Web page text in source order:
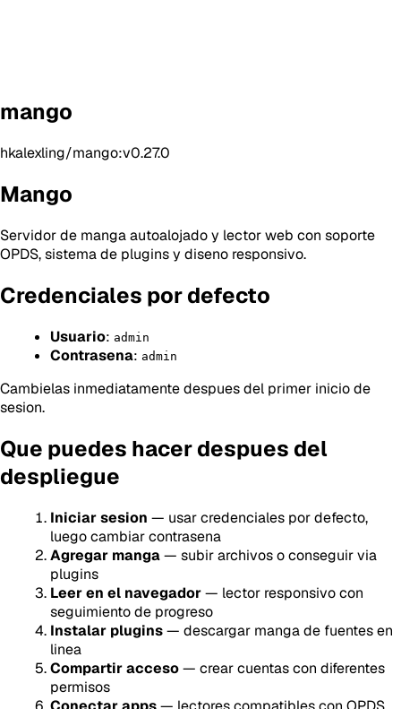
mango
hkalexling/mango:v0.27.0
Mango
Servidor de manga autoalojado y lector web con soporte
OPDS, sistema de plugins y diseno responsivo.
Credenciales por defecto
Usuario: admin
Contrasena: admin
Cambielas inmediatamente despues del primer inicio de
sesion.
Que puedes hacer despues del
despliegue
Iniciar sesion — usar credenciales por defecto,
luego cambiar contrasena
Agregar manga— subir archivos o conseguir via
plugins
Leer en el navegador— lector responsivo con
seguimiento de progreso
Instalar plugins— descargar manga de fuentes en
linea
Compartir acceso— crear cuentas con diferentes
permisos